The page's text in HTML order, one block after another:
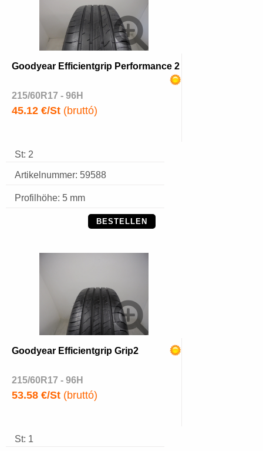
Goodyear Efficientgrip Performance 2
215/60R17 - 96H
45.12 €/St (bruttó)
St: 2
Artikelnummer: 59588
Profilhöhe: 5 mm
BESTELLEN
Goodyear Efficientgrip Grip2
215/60R17 - 96H
53.58 €/St (bruttó)
St: 1